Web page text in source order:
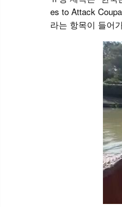
es to Attack
라는 항목이 들어